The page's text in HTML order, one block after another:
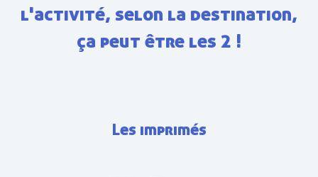
l'activité, selon la destination,
ça peut être les 2 !
Les imprimés